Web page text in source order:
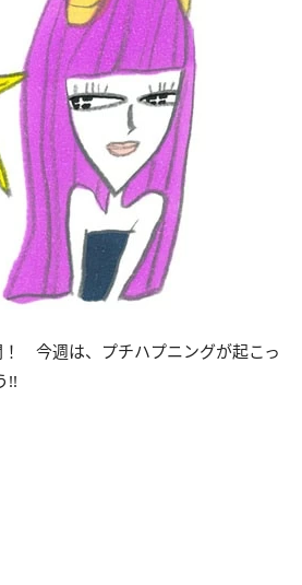
！ 今週は、プチハプニングが起こっ
!!